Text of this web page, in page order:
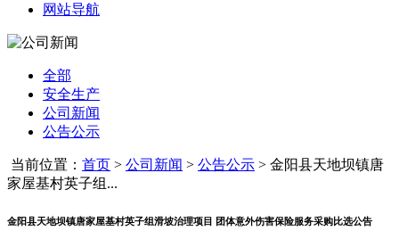
网站导航
全部
安全生产
公司新闻
公告公示
当前位置： 首页 > 公司新闻 > 公告公示 > 金阳县天地坝镇唐
家屋基村英子组...
金阳县天地坝镇唐家屋基村英子组滑坡治理项目 团体意外伤害保险服务采购比选公告